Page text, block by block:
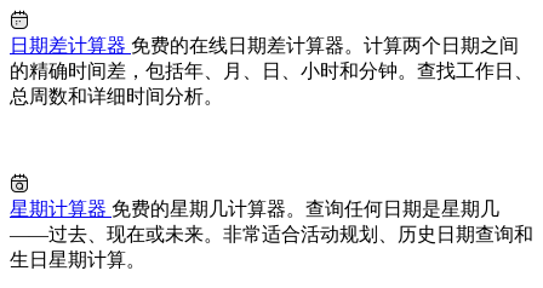
日期差计算器 免费的在线日期差计算器。计算两个日期之间
的精确时间差，包括年、月、日、小时和分钟。查找工作日、
总周数和详细时间分析。
星期计算器 免费的星期几计算器。查询任何日期是星期几
——过去、现在或未来。非常适合活动规划、历史日期查询和
生日星期计算。